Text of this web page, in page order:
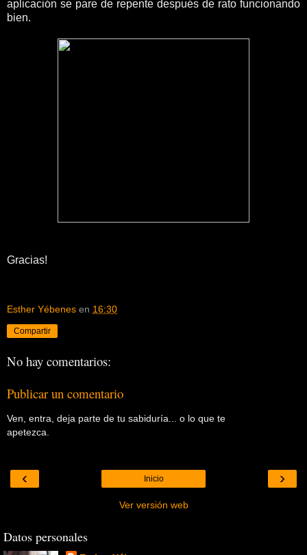
aplicación se pare de repente después de rato funcionando
bien.
Gracias!
Esther Yébenes en 16:30
Compartir
No hay comentarios:
Publicar un comentario
Ven, entra, deja parte de tu sabiduría... o lo que te
apetezca.
‹ ›
Inicio
Ver versión web
Datos personales